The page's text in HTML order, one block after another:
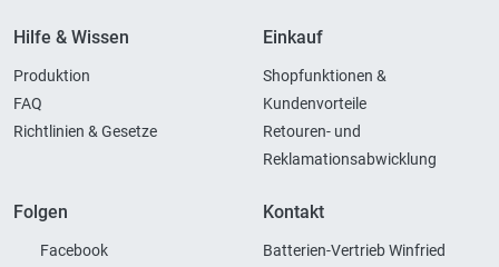
Hilfe & Wissen
Produktion
FAQ
Richtlinien & Gesetze
Einkauf
Shopfunktionen &
Kundenvorteile
Retouren- und
Reklamationsabwicklung
Folgen
Facebook
Kontakt
Batterien-Vertrieb Winfried